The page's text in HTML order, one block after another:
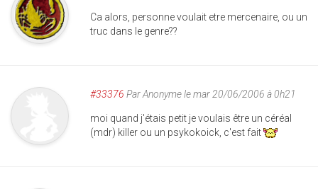
Ca alors, personne voulait etre mercenaire, ou un
truc dans le genre??
#33376 ParAnonymele mar 20/06/2006 à 0h21
moi quand j'étais petit je voulais être un céréal
(mdr) killer ou un psykokoick, c'est fait